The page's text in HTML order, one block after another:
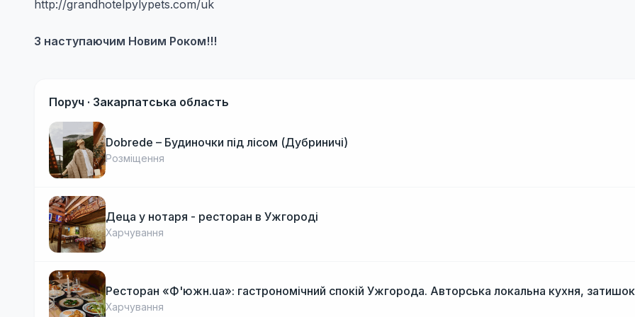
http://grandhotelpylypets.com/uk
З наступаючим Новим Роком!!!
Поруч · Закарпатська область
Dobrede – Будиночки під лісом (Дубриничі)
Розміщення
Деца у нотаря - ресторан в Ужгороді
Харчування
Ресторан «Ф'южн.ua»: гастрономічний спокій Ужгорода. Авторська локальна кухня, затишок
Харчування